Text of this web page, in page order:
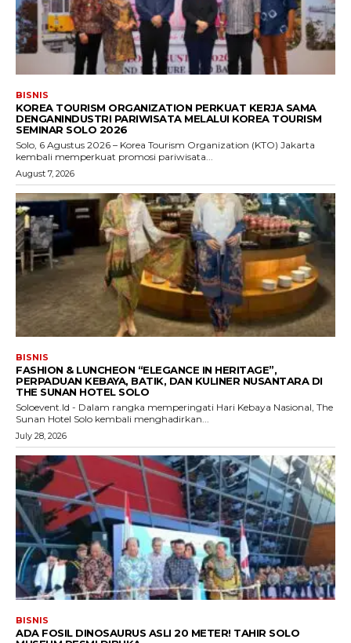
BISNIS
KOREA TOURISM ORGANIZATION PERKUAT KERJA SAMA
DENGANINDUSTRI PARIWISATA MELALUI KOREA TOURISM
SEMINAR SOLO 2026
Solo, 6 Agustus 2026 – Korea Tourism Organization (KTO) Jakarta
kembali memperkuat promosi pariwisata...
August 7, 2026
BISNIS
FASHION & LUNCHEON “ELEGANCE IN HERITAGE”,
PERPADUAN KEBAYA, BATIK, DAN KULINER NUSANTARA DI
THE SUNAN HOTEL SOLO
Soloevent.Id - Dalam rangka memperingati Hari Kebaya Nasional, The
Sunan Hotel Solo kembali menghadirkan...
July 28, 2026
BISNIS
ADA FOSIL DINOSAURUS ASLI 20 METER! TAHIR SOLO